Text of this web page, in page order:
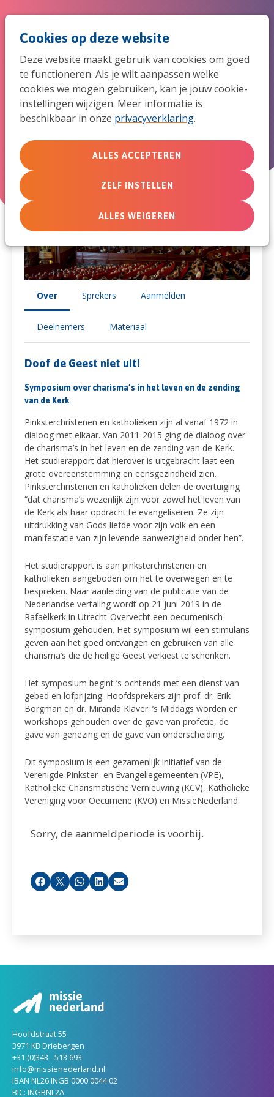
Cookies op deze website
Deze website maakt gebruik van cookies om goed
te functioneren. Als je wilt aanpassen welke
cookies we mogen gebruiken, kan je jouw cookie-
instellingen wijzigen. Meer informatie is
beschikbaar in onze privacyverklaring.
ALLES ACCEPTEREN
ZELF INSTELLEN
ALLES WEIGEREN
naar
de
Symposium 'Doof de Geest niet
uit!'
vrijdag 21 juni 2019 van 10:30 uur tot 16:30 uur
Over Sprekers Aanmelden
Deelnemers Materiaal
Doof de Geest niet uit!
Symposium over charisma’s in het leven en de zending
van de Kerk
Pinksterchristenen en katholieken zijn al vanaf 1972 in
dialoog met elkaar. Van 2011-2015 ging de dialoog over
de charisma’s in het leven en de zending van de Kerk.
Het studierapport dat hierover is uitgebracht laat een
grote overeenstemming en eensgezindheid zien.
Pinksterchristenen en katholieken delen de overtuiging
“dat charisma’s wezenlijk zijn voor zowel het leven van
de Kerk als haar opdracht te evangeliseren. Ze zijn
uitdrukking van Gods liefde voor zijn volk en een
manifestatie van zijn levende aanwezigheid onder hen”.
Het studierapport is aan pinksterchristenen en
katholieken aangeboden om het te overwegen en te
bespreken. Naar aanleiding van de publicatie van de
Nederlandse vertaling wordt op 21 juni 2019 in de
Rafaëlkerk in Utrecht-Overvecht een oecumenisch
symposium gehouden. Het symposium wil een stimulans
geven aan het goed ontvangen en gebruiken van alle
charisma’s die de heilige Geest verkiest te schenken.
Het symposium begint ’s ochtends met een dienst van
gebed en lofprijzing. Hoofdsprekers zijn prof. dr. Erik
Borgman en dr. Miranda Klaver. ’s Middags worden er
workshops gehouden over de gave van profetie, de
gave van genezing en de gave van onderscheiding.
Dit symposium is een gezamenlijk initiatief van de
Verenigde Pinkster- en Evangeliegemeenten (VPE),
Katholieke Charismatische Vernieuwing (KCV), Katholieke
Vereniging voor Oecumene (KVO) en MissieNederland.
Sorry, de aanmeldperiode is voorbij.
Facebook
X Whatsapp
LinkedInE-mail
Hoofdstraat 55
3971 KB Driebergen
+31 (0)343 - 513 693
info@missienederland.nl
IBAN NL26 INGB 0000 0044 02
BIC: INGBNL2A